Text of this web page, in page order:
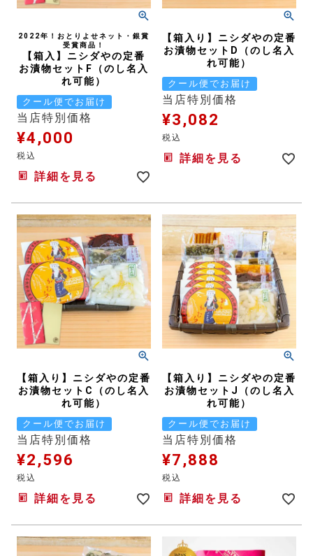
2022年！おとりよせネット・銀賞
受賞商品！
【箱入】ニシダやの定番
お漬物セットF（のし名入
れ可能）
クール便でお届け
当店特別価格
¥4,000
税込
詳細を見る
【箱入り】ニシダやの定番
お漬物セットD（のし名入
れ可能）
クール便でお届け
当店特別価格
¥3,082
税込
詳細を見る
【箱入り】ニシダやの定番
お漬物セットC（のし名入
れ可能）
クール便でお届け
当店特別価格
¥2,596
税込
詳細を見る
【箱入り】ニシダやの定番
お漬物セットJ（のし名入
れ可能）
クール便でお届け
当店特別価格
¥7,888
税込
詳細を見る